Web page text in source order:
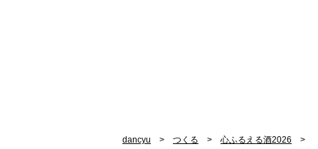
dancyu つくる 心ふるえる酒2026